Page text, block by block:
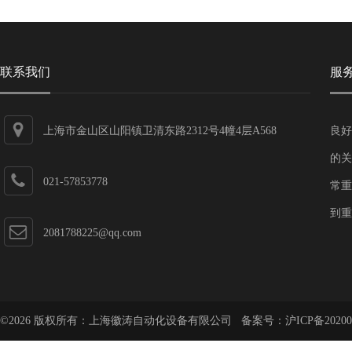
联系我们
上海市金山区山阳镇卫清东路2312号4幢4层A568
021-57853778
2081788225@qq.com
服
良
的
常
到
©2026 版权所有：上海徽涛自动化设备有限公司 备案号： 沪ICP备